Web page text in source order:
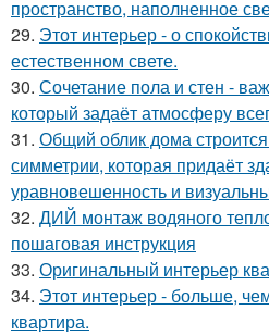
пространство, наполненное
29. Этот интерьер - о
естественном свете.
30. Сочетание пола и стен -
который задаёт атмосферу
31. Общий облик дома
симметрии, которая придаёт
уравновешенность и
32. ДИЙ монтаж водяного
пошаговая инструкция
33. Оригинальный интерьер
34. Этот интерьер - больше,
квартира.